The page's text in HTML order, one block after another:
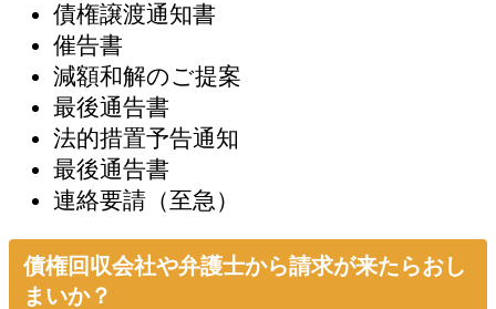
債権譲渡通知書
催告書
減額和解のご提案
最後通告書
法的措置予告通知
最後通告書
連絡要請（至急）
債権回収会社や弁護士から請求が来たらおし
まいか？